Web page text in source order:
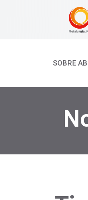
SOBRE